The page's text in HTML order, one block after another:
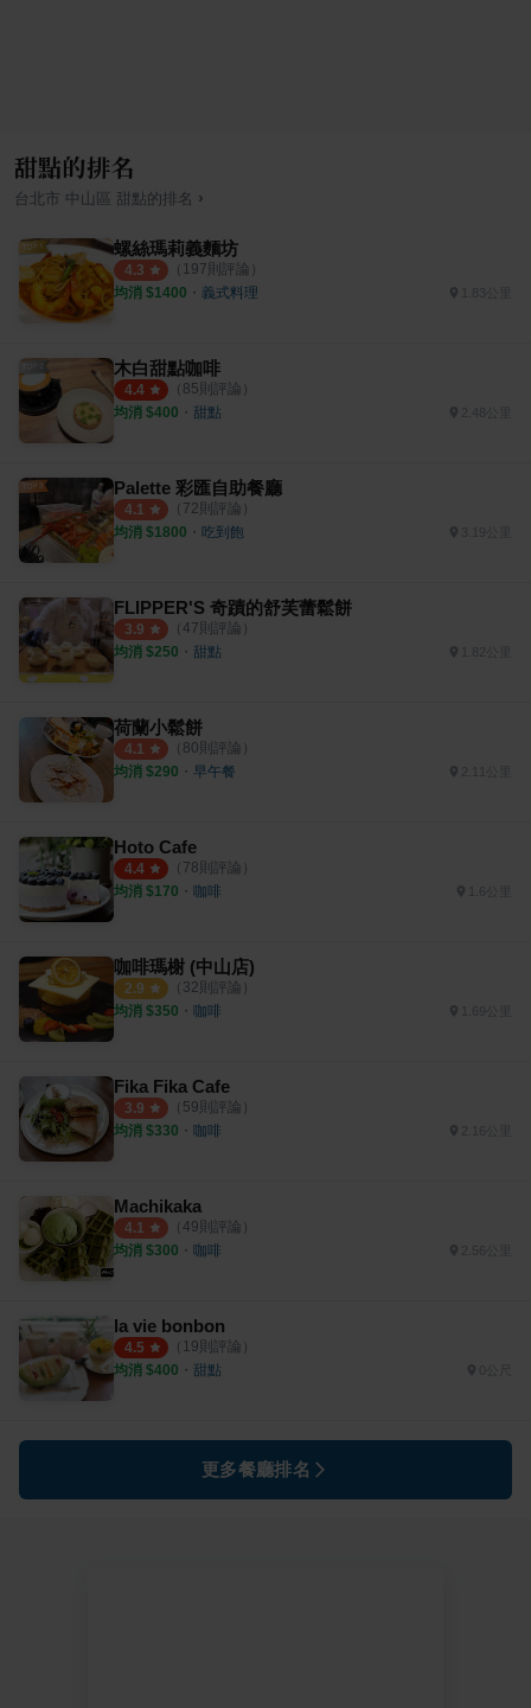
甜點的排名
台北市 中山區 甜點的排名 ›
螺絲瑪莉義麵坊
4.3 （ 197則評論）
均消 $1400 ・ 義式料理 1.83公里
木白甜點咖啡
4.4 （ 85則評論）
均消 $400 ・ 甜點 2.48公里
Palette 彩匯自助餐廳
4.1 （ 72則評論）
均消 $1800 ・ 吃到飽 3.19公里
FLIPPER'S 奇蹟的舒芙蕾鬆餅
3.9 （ 47則評論）
均消 $250 ・ 甜點 1.82公里
荷蘭小鬆餅
4.1 （ 80則評論）
均消 $290 ・ 早午餐 2.11公里
Hoto Cafe
4.4 （ 78則評論）
均消 $170 ・ 咖啡 1.6公里
咖啡瑪榭 (中山店)
2.9 （ 32則評論）
均消 $350 ・ 咖啡 1.69公里
Fika Fika Cafe
3.9 （ 59則評論）
均消 $330 ・ 咖啡 2.16公里
Machikaka
4.1 （ 49則評論）
均消 $300 ・ 咖啡 2.56公里
la vie bonbon
4.5 （ 19則評論）
均消 $400 ・ 甜點
更多餐廳排名